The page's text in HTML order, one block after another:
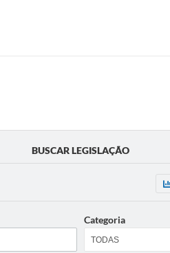
BUSCAR LEGISLAÇÃO
Categoria